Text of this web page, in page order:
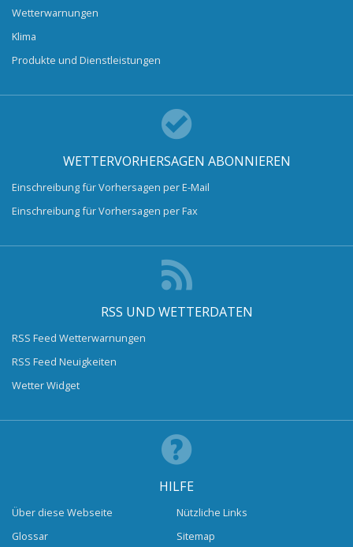
Wetterwarnungen
Klima
Produkte und Dienstleistungen
WETTERVORHERSAGEN ABONNIEREN
Einschreibung für Vorhersagen per E-Mail
Einschreibung für Vorhersagen per Fax
RSS UND WETTERDATEN
RSS Feed Wetterwarnungen
RSS Feed Neuigkeiten
Wetter Widget
HILFE
Über diese Webseite
Glossar
Nützliche Links
Sitemap